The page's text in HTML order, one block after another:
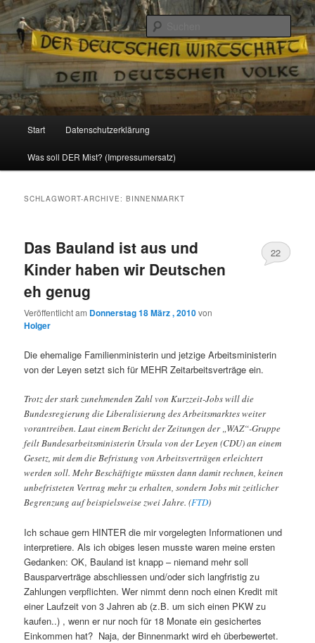
Reizzentrum
Politik, Wirtschaft, Soziales und Gesellschaft
Zum
Inhalt
Zum
sekundären
Start Datenschutzerklärung
Was soll DER Mist? (Impressumersatz)
SCHLAGWORT-ARCHIVE:BINNENMARKT
Das Bauland ist aus und
Kinder haben wir Deutschen
eh genug
Veröffentlicht am Donnerstag 18 März , 2010von
Holger
22
Die ehemalige Familienministerin und jetzige Arbeitsministerin
von der Leyen setzt sich für MEHR Zeitarbeitsverträge ein.
Trotz der stark zunehmenden Zahl von Kurzzeit-Jobs will die
Bundesregierung die Liberalisierung des Arbeitsmarktes weiter
vorantreiben. Laut einem Bericht der Zeitungen der „WAZ“-Gruppe
feilt Bundesarbeitsministerin Ursula von der Leyen (CDU) an einem
Gesetz, mit dem die Befristung von Arbeitsverträgen erleichtert
werden soll. Mehr Beschäftigte müssten dann damit rechnen, keinen
unbefristeten Vertrag mehr zu erhalten, sondern Jobs mit zeitlicher
Begrenzung auf beispielsweise zwei Jahre. (FTD)
Ich schaue gern HINTER die mir vorgelegten Informationen und
interpretiere. Als ich obiges lesen musste waren meine ersten
Gedanken: OK, Bauland ist knapp – niemand mehr soll
Bausparverträge abschliessen und/oder sich langfristig zu
Zahlungen verpflichten. Wer nimmt denn noch einen Kredit mit
einer Laufzeit von 3 Jahren ab (z.B. um sich einen PKW zu
kaufen..) , wenn er nur noch für 18 Monate ein gesichertes
Einkommen hat? Naja, der Binnenmarkt wird eh überbewertet.